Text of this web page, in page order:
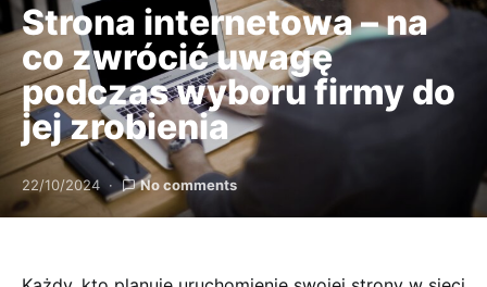
Strona internetowa – na
co zwrócić uwagę
podczas wyboru firmy do
jej zrobienia
22/10/2024 No comments